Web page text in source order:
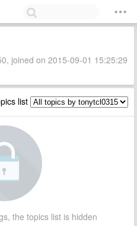
joined on 2015-09-01 15:25:29
list
the topics list is hidden